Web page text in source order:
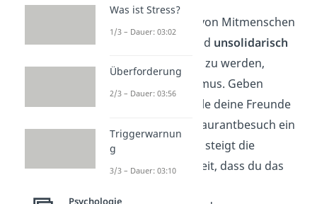
Auch die Sorge, von Mitmenschen
und unsolidarisch
wahrgenommen
zu werden,
verstärkt Altruismus. Geben
beispielsweise alle deine Freunde
nach einem Restaurantbesuch ein
hohes Trinkgeld, steigt die
Wahrscheinlichkeit, dass du das
Was ist Stress?
1/3 – Dauer: 03:02
Überforderung
2/3 – Dauer: 03:56
Triggerwarnun
g
3/3 – Dauer: 03:10
Psychologie